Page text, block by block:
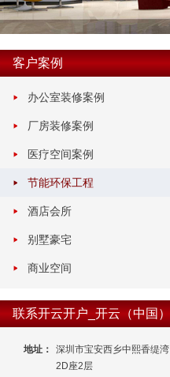
客户案例
办公室装修案例
厂房装修案例
医疗空间案例
节能环保工程
酒店会所
别墅豪宅
商业空间
联系开云开户_开云（中国）
地址：
深圳市宝安西乡中熙香缇湾
2D座2层